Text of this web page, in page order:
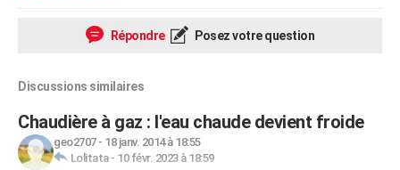
Répondre Posez votre question
Discussions similaires
Chaudière à gaz : l'eau chaude devient froide
geo2707- 18 janv. 2014 à 18:55
Lolitata- 10 févr. 2023 à 18:59